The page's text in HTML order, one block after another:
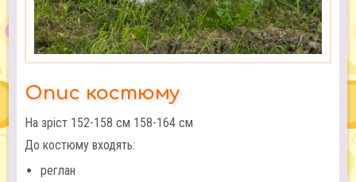
Опис костюму
На зріст 152-158 см 158-164 см
До костюму входять:
реглан